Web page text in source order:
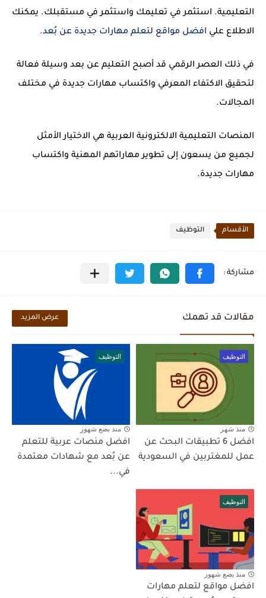
التعليمية. استثمر في تعليمك واستثمر في مستقبلك. يمكنك
الاطلاع علي افضل مواقع لتعلم مهارات جديدة عن بُعد.
في ذلك العصر الرقمي قد أصبح التعليم عن بعد وسيلة فعالة
لتحقيق الاكتفاء المعرفي واكتساب مهارات جديدة في مختلف
المجالات.
المنصات التعليمية الالكترونية العربية هي الاختيار الأمثل
لجميع من يسعون إلى تطوير مهاراتهم المهنية واكتساب
مهارات جديدة.
الأقسام التوظيف
مقالات قد تهمك عرض المزيد
التوظيف
منذ شهر
افضل 6 تطبيقات البحث عن
عمل للمغتربين في السعودية
التوظيف
منذ بضع شهور
افضل منصات عربية للتعلم
عن بُعد مع شهادات معتمدة
في...
التوظيف
منذ بضع شهور
افضل مواقع لتعلم مهارات